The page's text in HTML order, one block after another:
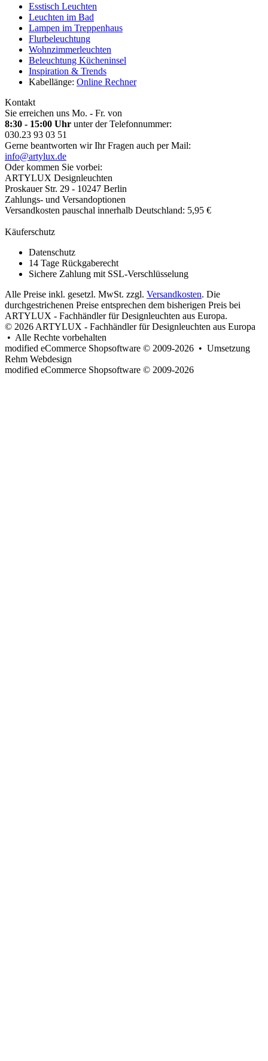
Esstisch Leuchten
Leuchten im Bad
Lampen im Treppenhaus
Flurbeleuchtung
Wohnzimmerleuchten
Beleuchtung Kücheninsel
Inspiration & Trends
Kabellänge: Online Rechner
Kontakt
Sie erreichen uns Mo. - Fr. von
8:30 - 15:00 Uhr unter der Telefonnummer:
030.23 93 03 51
Gerne beantworten wir Ihr Fragen auch per Mail:
info@artylux.de
Oder kommen Sie vorbei:
ARTYLUX Designleuchten
Proskauer Str. 29 - 10247 Berlin
Zahlungs- und Versandoptionen
Versandkosten pauschal innerhalb Deutschland: 5,95 €
Käuferschutz
Datenschutz
14 Tage Rückgaberecht
Sichere Zahlung mit SSL-Verschlüsselung
Alle Preise inkl. gesetzl. MwSt. zzgl. Versandkosten. Die
durchgestrichenen Preise entsprechen dem bisherigen Preis bei
ARTYLUX - Fachhändler für Designleuchten aus Europa.
© 2026 ARTYLUX - Fachhändler für Designleuchten aus Europa
• Alle Rechte vorbehalten
modified eCommerce Shopsoftware © 2009-2026 • Umsetzung
Rehm Webdesign
modified eCommerce Shopsoftware © 2009-2026